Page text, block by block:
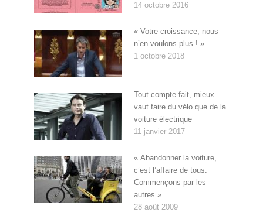
14 octobre 2016
« Votre croissance, nous
n’en voulons plus ! »
1 octobre 2018
Tout compte fait, mieux
vaut faire du vélo que de la
voiture électrique
11 janvier 2017
« Abandonner la voiture,
c’est l’affaire de tous.
Commençons par les
autres »
28 août 2009